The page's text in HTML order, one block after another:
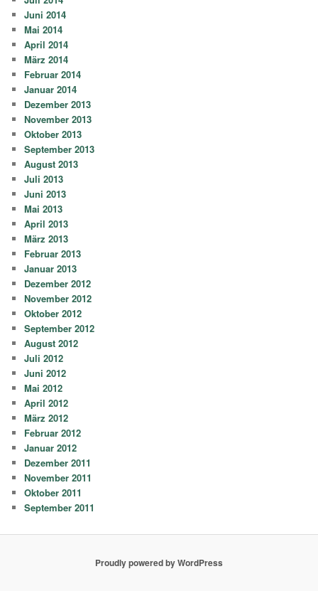
Juni 2014
Mai 2014
April 2014
März 2014
Februar 2014
Januar 2014
Dezember 2013
November 2013
Oktober 2013
September 2013
August 2013
Juli 2013
Juni 2013
Mai 2013
April 2013
März 2013
Februar 2013
Januar 2013
Dezember 2012
November 2012
Oktober 2012
September 2012
August 2012
Juli 2012
Juni 2012
Mai 2012
April 2012
März 2012
Februar 2012
Januar 2012
Dezember 2011
November 2011
Oktober 2011
September 2011
Proudly powered by WordPress